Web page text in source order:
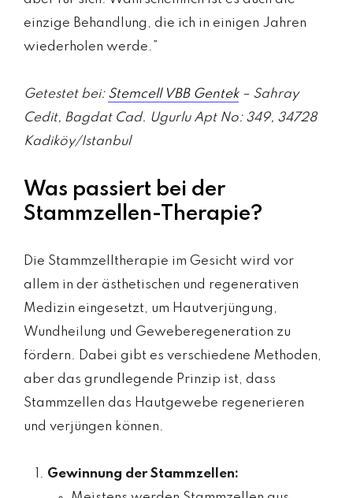
einzige Behandlung, die ich in einigen Jahren
wiederholen werde.”
Getestet bei: Stemcell VBB Gentek– Sahray
Cedit, Bagdat Cad. Ugurlu Apt No: 349, 34728
Kadiköy/Istanbul
Was passiert bei der
Stammzellen-Therapie?
Die Stammzelltherapie im Gesicht wird vor
allem in der ästhetischen und regenerativen
Medizin eingesetzt, um Hautverjüngung,
Wundheilung und Geweberegeneration zu
fördern. Dabei gibt es verschiedene Methoden,
aber das grundlegende Prinzip ist, dass
Stammzellen das Hautgewebe regenerieren
und verjüngen können.
Gewinnung der Stammzellen: